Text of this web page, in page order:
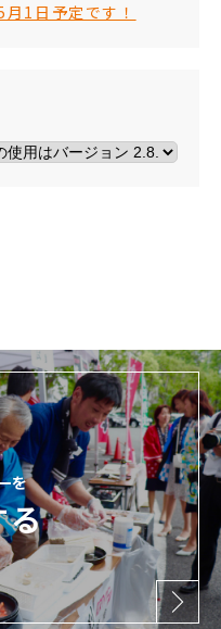
1日予定です！
を
る